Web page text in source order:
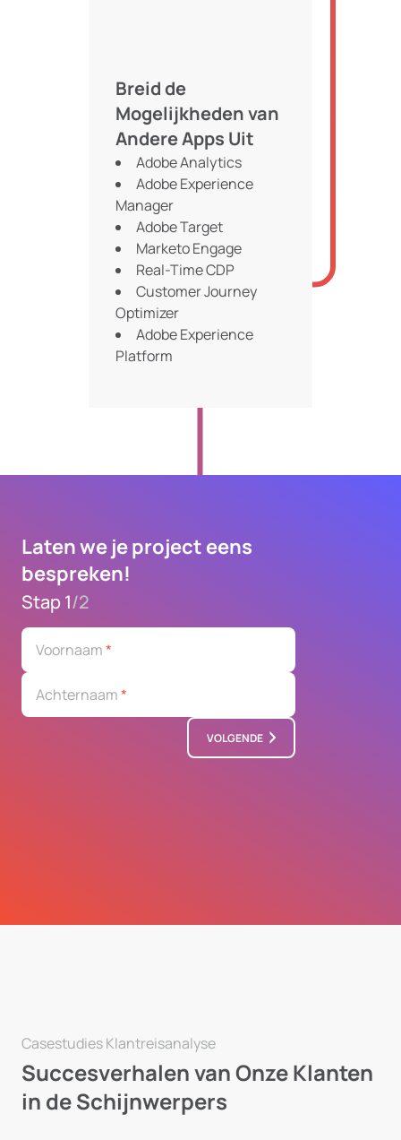
Breid de
Mogelijkheden van
Andere Apps Uit
Adobe Analytics
Adobe Experience
Manager
Adobe Target
Marketo Engage
Real-Time CDP
Customer Journey
Optimizer
Adobe Experience
Platform
Laten we je project eens
bespreken!
Stap 1/2
Voornaam*
Achternaam*
VOLGENDE
Casestudies Klantreisanalyse
Succesverhalen van Onze Klanten
in de Schijnwerpers